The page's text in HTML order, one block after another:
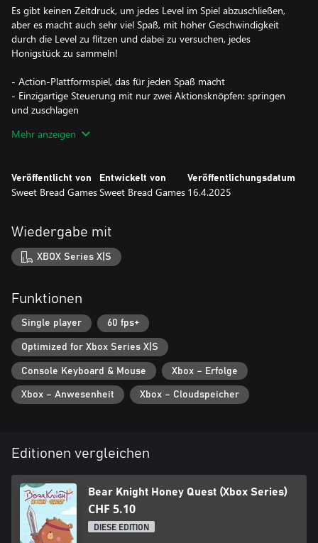
Es gibt keinen Zeitdruck, um jedes Level im Spiel abzuschließen,
aber es macht auch sehr viel Spaß, mit hoher Geschwindigkeit
durch die Level zu flitzen und dabei zu versuchen, jedes
Honigstück zu sammeln!
- Action-Plattformspiel, das für jeden Spaß macht
- Einzigartige Steuerung mit nur zwei Aktionsknöpfen: springen
und zuschlagen
- Versuche, jedes Honigstück in jedem Level zu sammeln, um
Mehr anzeigen
Veröffentlicht von
Sweet Bread Games
Entwickelt von
Sweet Bread Games
Veröffentlichungsdatum
16.4.2025
Wiedergabe mit
XBOX Series X|S
Funktionen
Single player 60 fps+
Optimized for Xbox Series X|S
Console Keyboard & Mouse Xbox – Erfolge
Xbox – Anwesenheit Xbox – Cloudspeicher
Editionen vergleichen
Bear Knight Honey Quest (Xbox Series)
CHF 5.10
DIESE EDITION